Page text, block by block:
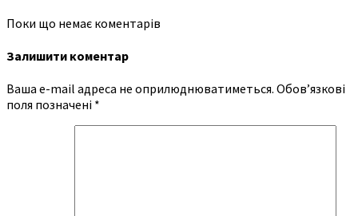
Поки що немає коментарів
Залишити коментар
Ваша e-mail адреса не оприлюднюватиметься. Обов’язкові
поля позначені *